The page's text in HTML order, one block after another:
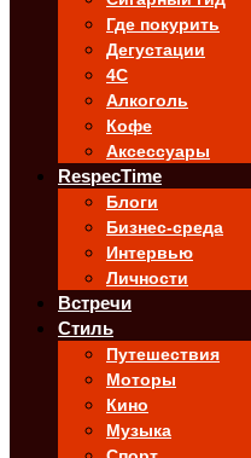
Где покурить
Дегустации
4C
Алкоголь
Кофе
Аксессуары
RespecTime
Блоги
Бизнес-среда
Интервью
Личности
Встречи
Стиль
Путешествия
Моторы
Кино
Музыка